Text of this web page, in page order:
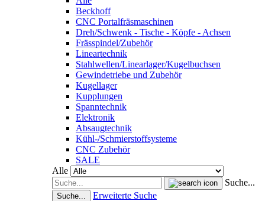
Beckhoff
CNC Portalfräsmaschinen
Dreh/Schwenk - Tische - Köpfe - Achsen
Frässpindel/Zubehör
Lineartechnik
Stahlwellen/Linearlager/Kugelbuchsen
Gewindetriebe und Zubehör
Kugellager
Kupplungen
Spanntechnik
Elektronik
Absaugtechnik
Kühl-/Schmierstoffsysteme
CNC Zubehör
SALE
Alle
Suche...
Suche...
Erweiterte Suche